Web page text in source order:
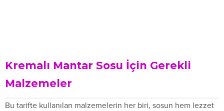
Kremalı Mantar Sosu İçin Gerekli
Malzemeler
Bu tarifte kullanılan malzemelerin her biri, sosun hem lezzet